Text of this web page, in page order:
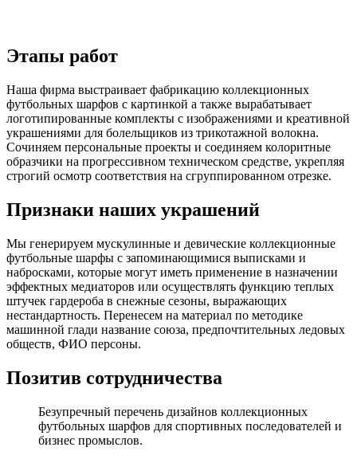
Этапы работ
Наша фирма выстраивает фабрикацию коллекционных
футбольных шарфов с картинкой а также вырабатывает
логотипированные комплекты с изображениями и креативной
украшениями для болельщиков из трикотажной волокна.
Сочиняем персональные проекты и соединяем колоритные
образчики на прогрессивном техническом средстве, укрепляя
строгий осмотр соответствия на сгруппированном отрезке.
Признаки наших украшений
Мы генерируем мускулинные и девические коллекционные
футбольные шарфы с запоминающимися выписками и
набросками, которые могут иметь применение в назначении
эффектных медиаторов или осуществлять функцию теплых
штучек гардероба в снежные сезоны, выражающих
нестандартность. Перенесем на материал по методике
машинной глади название союза, предпочтительных ледовых
обществ, ФИО персоны.
Позитив сотрудничества
Безупречный перечень дизайнов коллекционных
футбольных шарфов для спортивных последователей и
бизнес промыслов.